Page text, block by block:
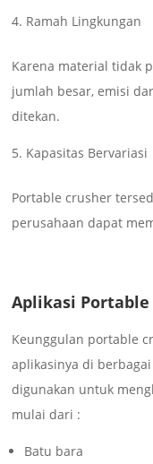
Ramah Lingkungan
Karena material tidak
jumlah besar, emisi
ditekan.
Kapasitas Bervariasi
Portable crusher
perusahaan dapat
Aplikasi Portable
Keunggulan portable
aplikasinya di
digunakan untuk
mulai dari :
Batu bara